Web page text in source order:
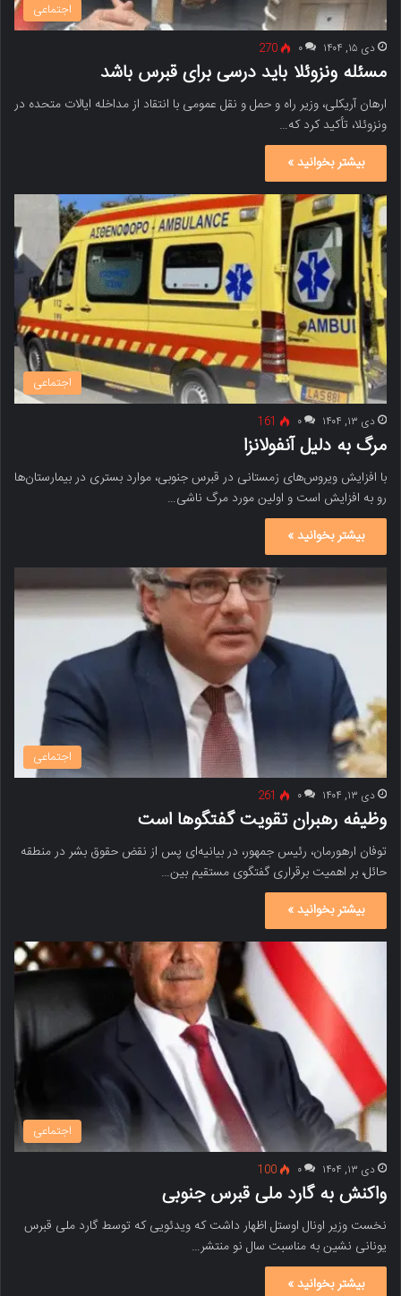
اجتماعی
دی ۱۵, ۱۴۰۴ ۰ 270
مسئله ونزوئلا باید درسی برای قبرس باشد
ارهان آریکلی، وزیر راه و حمل و نقل عمومی با انتقاد از مداخله ایالات متحده در
ونزوئلا، تأکید کرد که…
بیشتر بخوانید »
اجتماعی
دی ۱۳, ۱۴۰۴ ۰ 161
مرگ به دلیل آنفولانزا
با افزایش ویروس‌های زمستانی در قبرس جنوبی، موارد بستری در بیمارستان‌ها
رو به افزایش است و اولین مورد مرگ ناشی…
بیشتر بخوانید »
اجتماعی
دی ۱۳, ۱۴۰۴ ۰ 261
وظیفه رهبران تقویت گفتگوها است
توفان ارهورمان، رئیس جمهور، در بیانیه‌ای پس از نقض حقوق بشر در منطقه
حائل، بر اهمیت برقراری گفتگوی مستقیم بین…
بیشتر بخوانید »
اجتماعی
دی ۱۳, ۱۴۰۴ ۰ 100
واکنش به گارد ملی قبرس جنوبی
نخست وزیر اونال اوستل اظهار داشت که ویدئویی که توسط گارد ملی قبرس
یونانی نشین به مناسبت سال نو منتشر…
بیشتر بخوانید »